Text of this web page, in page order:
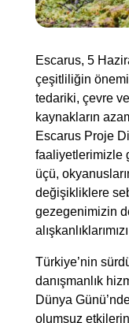
Escarus, 5
çeşitliliğin
tedariki, çevre
kaynakların
Escarus Proje
faaliyetlerimizle
üçü,
değişikliklere
gezegenimizin
Türkiye’nin
danışmanlık
Dünya
olumsuz